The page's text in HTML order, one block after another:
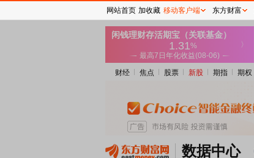
财经 焦点 股票 新股 期指 期权
数据中心
网站首页 加收藏 移动客户端 东方财富